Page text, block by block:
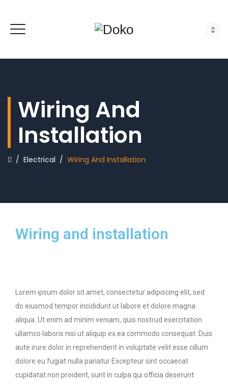
Wiring And
Installation
/ Electrical / Wiring And Installation
Wiring and installation
Lorem ipsum dolor sit amet, consectetur adipiscing elit, sed
do eiusmod tempor incididunt ut labore et dolore magna
aliqua. Ut enim ad minim veniam, quis nostrud exercitation
ullamco laboris nisi ut aliquip ex ea commodo consequat. Duis
aute irure dolor in reprehenderit in voluptate velit esse cillum
dolore eu fugiat nulla pariatur Excepteur sint occaecat
cupidatat non proident, sunt in culpa qui officia deserunt